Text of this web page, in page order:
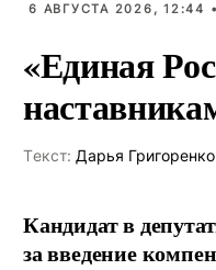
6 АВГУСТА 2026, 12:44 •
«Единая
Tекст: Дарья Григоренко
Кандидат в
за введение